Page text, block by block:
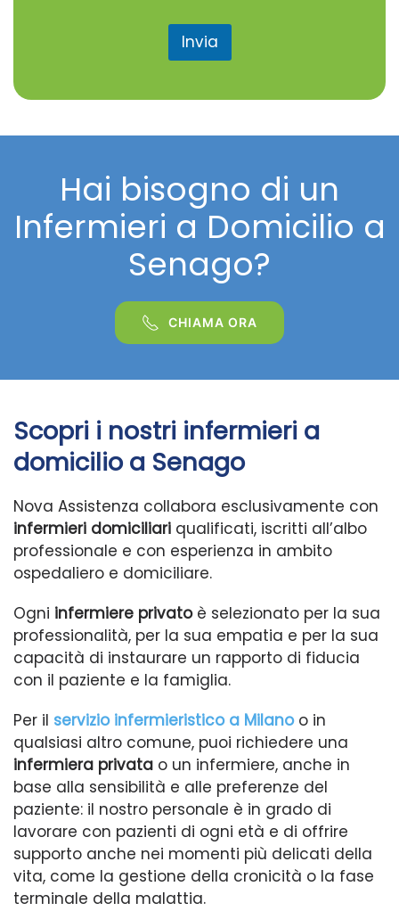
o
Invia
Hai bisogno di un
Infermieri a Domicilio a
Senago?
CHIAMA ORA
Scopri i nostri infermieri a
domicilio a Senago
Nova Assistenza collabora esclusivamente con
infermieri domiciliari qualificati, iscritti all’albo
professionale e con esperienza in ambito
ospedaliero e domiciliare.
Ogni infermiere privatoè selezionato per la sua
professionalità, per la sua empatia e per la sua
capacità di instaurare un rapporto di fiducia
con il paziente e la famiglia.
Per il servizio infermieristico a Milanoo in
qualsiasi altro comune, puoi richiedere una
infermiera privata o un infermiere, anche in
base alla sensibilità e alle preferenze del
paziente: il nostro personale è in grado di
lavorare con pazienti di ogni età e di offrire
supporto anche nei momenti più delicati della
vita, come la gestione della cronicità o la fase
terminale della malattia.